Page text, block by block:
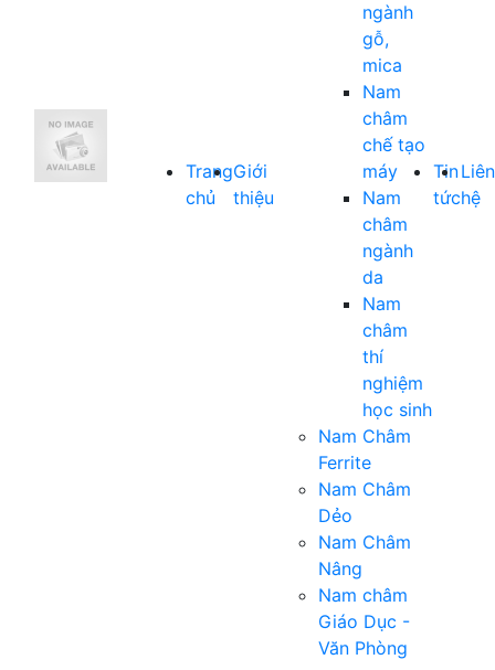
Trang
chủ
Giới
thiệu
ngành
gỗ,
mica
Nam
châm
chế tạo
máy
Nam
châm
ngành
da
Nam
châm
thí
nghiệm
học sinh
Nam Châm
Ferrite
Nam Châm
Dẻo
Nam Châm
Nâng
Nam châm
Giáo Dục -
Văn Phòng
Tin
tức
Liên
hệ